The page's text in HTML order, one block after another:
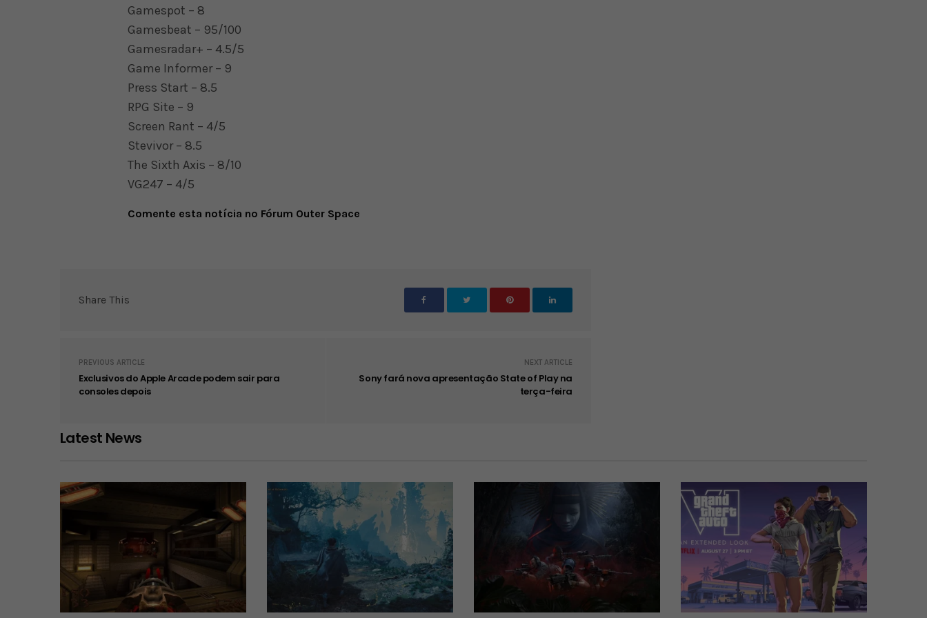
Gamespot – 8
Gamesbeat – 95/100
Gamesradar+ – 4.5/5
Game Informer – 9
Press Start – 8.5
RPG Site – 9
Screen Rant – 4/5
Stevivor – 8.5
The Sixth Axis – 8/10
VG247 – 4/5
Comente esta notícia no Fórum Outer Space
Share This
PREVIOUS ARTICLE
Exclusivos do Apple Arcade podem sair para
consoles depois
NEXT ARTICLE
Sony fará nova apresentação State of Play na
terça-feira
Latest News